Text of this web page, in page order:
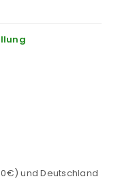
und Deutschland